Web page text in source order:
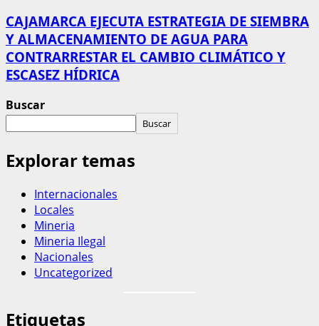
CAJAMARCA EJECUTA ESTRATEGIA DE SIEMBRA
Y ALMACENAMIENTO DE AGUA PARA
CONTRARRESTAR EL CAMBIO CLIMÁTICO Y
ESCASEZ HÍDRICA
Buscar
Buscar
Explorar temas
Internacionales
Locales
Mineria
Mineria Ilegal
Nacionales
Uncategorized
Etiquetas